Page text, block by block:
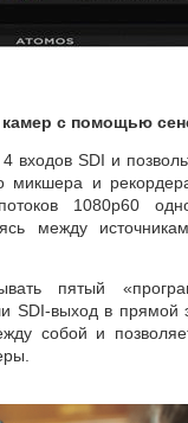
с помощью
входов SDI и
микшера и
1080p60
между
пятый «
SDI-выход в прямой
собой и